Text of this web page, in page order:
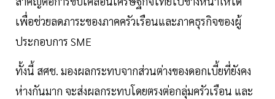
เพื่อช่วยลดภาระของภาคครัวเรือนและภาคธุรกิจของผู้
ประกอบการ SME
ทั้งนี้ สศช. มองผลกระทบจากส่วนต่างของดอกเบี้ยที่ยังคง
ห่างกันมาก จะส่งผลกระทบโดยตรงต่อกลุ่มครัวเรือน และ